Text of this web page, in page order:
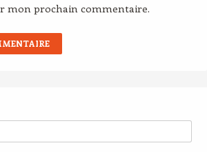
mon prochain commentaire.